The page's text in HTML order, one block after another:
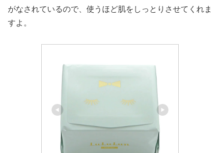
がなされているので、使うほど肌をしっとりさせてくれま
すよ。